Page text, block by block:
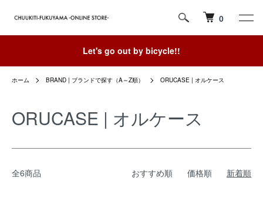
0
Let's go out by bicycle!!
ホーム BRAND | ブランドで探す（A～Z順） ORUCASE | オルケース
ORUCASE | オルケース
全6商品 おすすめ順 価格順 新着順